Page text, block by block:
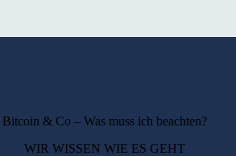
Bitcoin & Co – Was muss ich beachten?
WIR WISSEN WIE ES GEHT